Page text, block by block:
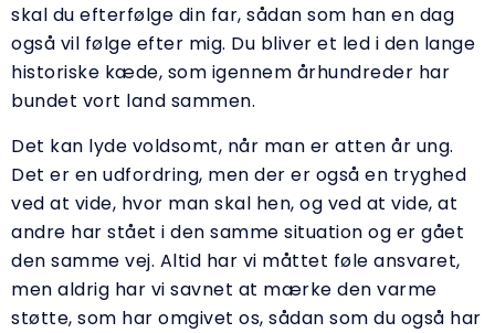
skal du efterfølge din far, sådan som han en dag
også vil følge efter mig. Du bliver et led i den lange
historiske kæde, som igennem århundreder har
bundet vort land sammen.
Det kan lyde voldsomt, når man er atten år ung.
Det er en udfordring, men der er også en tryghed
ved at vide, hvor man skal hen, og ved at vide, at
andre har stået i den samme situation og er gået
den samme vej. Altid har vi måttet føle ansvaret,
men aldrig har vi savnet at mærke den varme
støtte, som har omgivet os, sådan som du også har